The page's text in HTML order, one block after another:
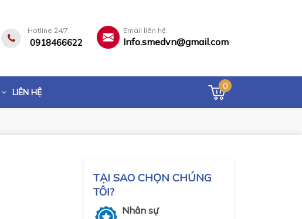
Email liên hệ:
Info.smedvn@gmail.com
Hotline 24/7:
0918466622
LIÊN HỆ
0
TẠI SAO CHỌN CHÚNG
TÔI?
Nhân sự